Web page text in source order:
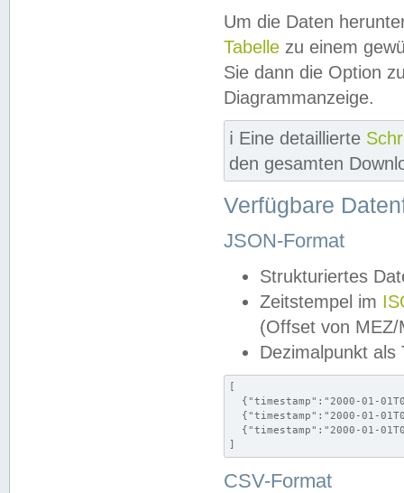
Um die Daten
Tabelle zu einem
Sie dann die Option
Diagrammanzeige.
ℹ️ Eine detaillierte
den gesamten
Verfügbare
JSON-Format
Strukturiertes
Zeitstempel im
(Offset von MEZ/
Dezimalpunkt als
[
{"timestamp":"2000-01-
{"timestamp":"2000-01-
{"timestamp":"2000-01-
]
CSV-Format